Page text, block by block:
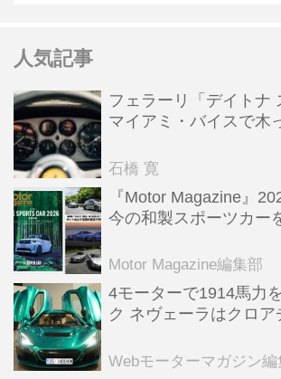
人気記事
フェラーリ「デイトナ
マイアミ・バイスで木
石橋 寛
『Motor Magazine』
今の和製スポーツカー
Motor Magazine編集部
4モーターで1914馬力
ク ネヴェーラはクロア
全版／115】
Webモーターマガジン編